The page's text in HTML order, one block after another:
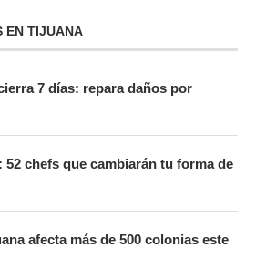
EN TIJUANA
7 días: repara daños por
52 chefs que cambiarán tu forma de
afecta más de 500 colonias este